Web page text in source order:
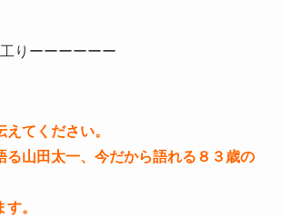
工りーーーーーー
てください。
る山田太一、今だから語れる８３歳の
。